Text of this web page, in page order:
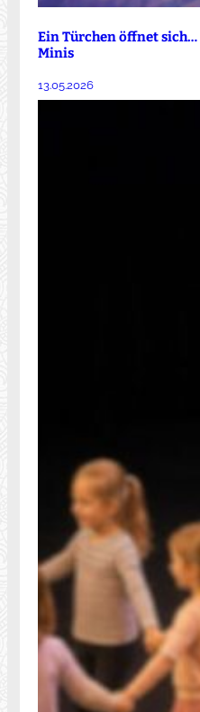
Ein Türchen öffnet
Minis
13.05.2026